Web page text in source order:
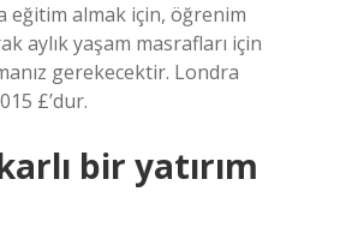
eğitim almak için, öğrenim
aylık yaşam masrafları için
gerekecektir. Londra
£’dur.
bir yatırım